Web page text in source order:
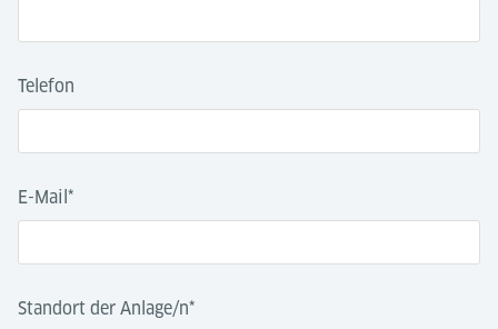
Telefon
E-Mail *
Standort der Anlage/n*